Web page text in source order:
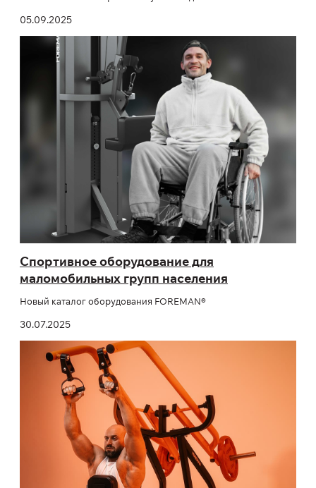
05.09.2025
Cпортивное оборудование для
маломобильных групп населения
Новый каталог оборудования FOREMAN®
30.07.2025